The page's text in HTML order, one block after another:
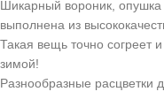
Шикарный вороник, опушка
выполнена из
Такая вещь точно согреет
зимой!
Разнообразные расцветки